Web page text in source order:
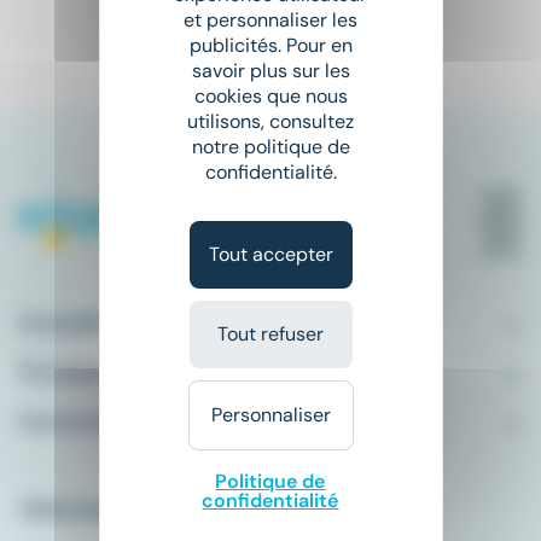
1
À propos
Comment ça marche ?
Télécharger l'application
et personnaliser les
publicités. Pour en
savoir plus sur les
cookies que nous
utilisons, consultez
notre politique de
confidentialité.
Tout accepter
Tout refuser
Personnaliser
Politique de
confidentialité